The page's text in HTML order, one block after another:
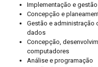
Implementação e
Concepção e
Gestão e administração
dados
Concepção,
computadores
Análise e programação